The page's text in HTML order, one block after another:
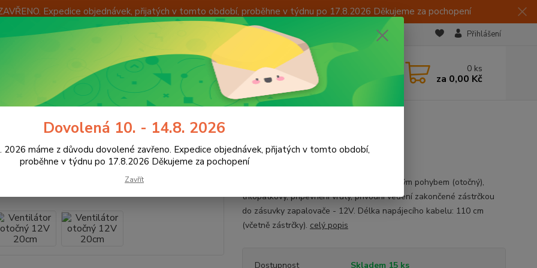
Expedice objednávek, přijatých v tomto období, proběhne v týdnu po 17.8.2026 Děkujeme za pochopení
OKAMŽITÁ VÝMĚNA ZBOŽÍ Přihlášení
Hledat +420 605 283 713
8:00 - 15:00
0 ks
za 0,00 Kč
Povinná výbava, doplňky Ventilátor otočný 12V 20cm
otočný 12V 20cm
272,25 Kč
- 13 %
Vozidlový ventilátor s automatickým vratným pohybem (otočný),
třílopatkový, připevnění vruty, přívodní vedení zakončené zástrčkou
do zásuvky zapalovače - 12V. Délka napájecího kabelu: 110 cm
(včetně zástrčky). celý popis
Dostupnost Skladem 15 ks
Dovolená 10. - 14.8. 2026
2026 máme z důvodu dovolené zavřeno. Expedice objednávek, přijatých v tomto období,
proběhne v týdnu po 17.8.2026 Děkujeme za pochopení
Zavřít